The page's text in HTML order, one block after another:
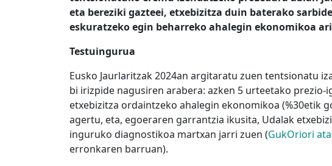
eta bereziki gazteei, etxebizitza duin baterako
eskuratzeko egin beharreko ahalegin ekonomikoa
Testuingurua
Eusko Jaurlaritzak 2024an argitaratu zuen tentsionatu
bi irizpide nagusiren arabera: azken 5 urteetako prezio-
etxebizitza ordaintzeko ahalegin ekonomikoa (%30etik
agertu, eta, egoeraren garrantzia ikusita, Udalak
inguruko diagnostikoa martxan jarri zuen (GukOriori
erronkaren barruan).